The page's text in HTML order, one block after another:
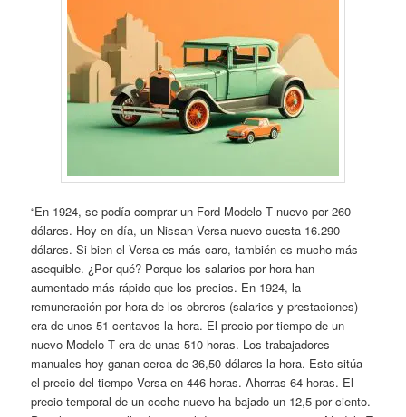
“En 1924, se podía comprar un Ford Modelo T nuevo por 260
dólares. Hoy en día, un Nissan Versa nuevo cuesta 16.290
dólares. Si bien el Versa es más caro, también es mucho más
asequible. ¿Por qué? Porque los salarios por hora han
aumentado más rápido que los precios. En 1924, la
remuneración por hora de los obreros (salarios y prestaciones)
era de unos 51 centavos la hora. El precio por tiempo de un
nuevo Modelo T era de unas 510 horas. Los trabajadores
manuales hoy ganan cerca de 36,50 dólares la hora. Esto sitúa
el precio del tiempo Versa en 446 horas. Ahorras 64 horas. El
precio temporal de un coche nuevo ha bajado un 12,5 por ciento.